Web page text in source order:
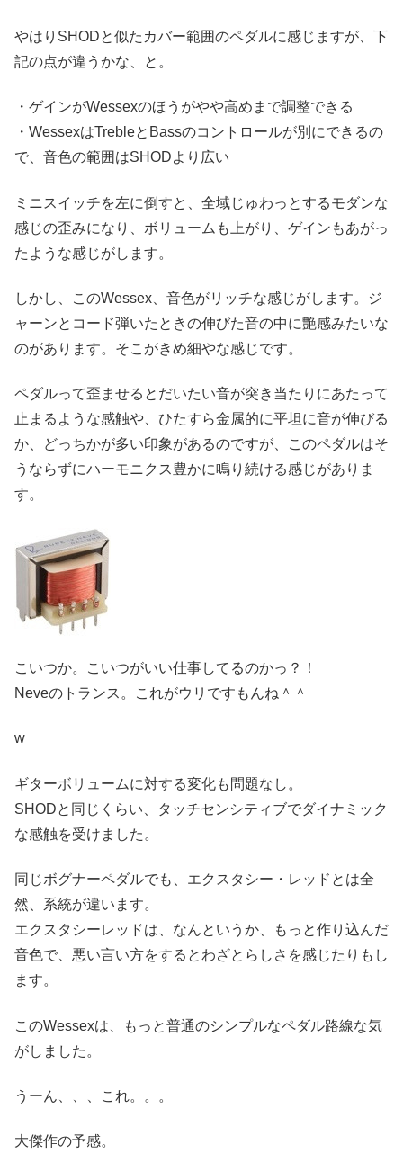
やはりSHODと似たカバー範囲のペダルに感じますが、下
記の点が違うかな、と。
・ゲインがWessexのほうがやや高めまで調整できる
・WessexはTrebleとBassのコントロールが別にできるの
で、音色の範囲はSHODより広い
ミニスイッチを左に倒すと、全域じゅわっとするモダンな
感じの歪みになり、ボリュームも上がり、ゲインもあがっ
たような感じがします。
しかし、このWessex、音色がリッチな感じがします。ジ
ャーンとコード弾いたときの伸びた音の中に艶感みたいな
のがあります。そこがきめ細やな感じです。
ペダルって歪ませるとだいたい音が突き当たりにあたって
止まるような感触や、ひたすら金属的に平坦に音が伸びる
か、どっちかが多い印象があるのですが、このペダルはそ
うならずにハーモニクス豊かに鳴り続ける感じがありま
す。
こいつか。こいつがいい仕事してるのかっ？！
Neveのトランス。これがウリですもんね＾＾
w
ギターボリュームに対する変化も問題なし。
SHODと同じくらい、タッチセンシティブでダイナミック
な感触を受けました。
同じボグナーペダルでも、エクスタシー・レッドとは全
然、系統が違います。
エクスタシーレッドは、なんというか、もっと作り込んだ
音色で、悪い言い方をするとわざとらしさを感じたりもし
ます。
このWessexは、もっと普通のシンプルなペダル路線な気
がしました。
うーん、、、これ。。。
大傑作の予感。